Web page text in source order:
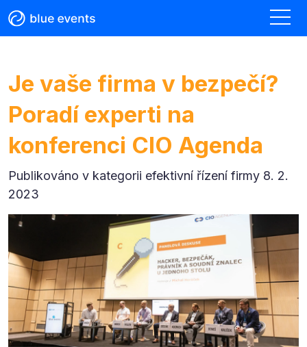
Je vaše firma v bezpečí?
Poradí experti na
konferenci CIO Agenda
Publikováno v kategorii efektivní řízení firmy 8. 2.
2023